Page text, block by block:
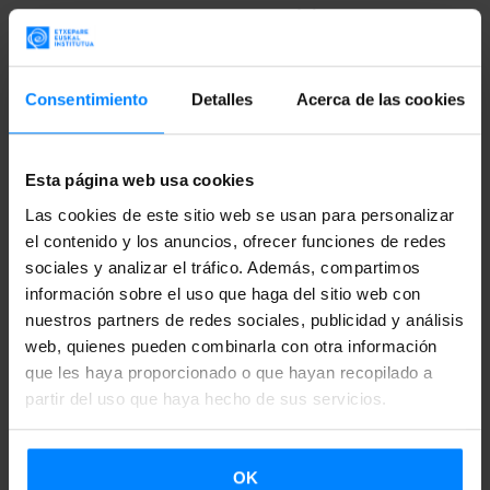
Consentimiento Detalles Acerca de las cookies
Esta página web usa cookies
Las cookies de este sitio web se usan para personalizar
el contenido y los anuncios, ofrecer funciones de redes
sociales y analizar el tráfico. Además, compartimos
información sobre el uso que haga del sitio web con
nuestros partners de redes sociales, publicidad y análisis
web, quienes pueden combinarla con otra información
que les haya proporcionado o que hayan recopilado a
partir del uso que haya hecho de sus servicios.
OK
organizada por laSecretaría General de Acción Exterior
del Gobierno Vasco gira en torno a la danza
Araolaza.
Gaztemundu ofrece la oportunidad de conocer la realidad
vasca de cerca, realizando unaestancia de dos semanas
con gastos cubiertos. Durante esos 15 días, los jóvenes
participan en diferentes actividades organizadas: jornadas
laborales, sesiones de debate, visitas… Los requisitos: ser
mayor de edad, no haber participado en el programa
desde 2003 y acreditar ser bailarin o profesor de danza.